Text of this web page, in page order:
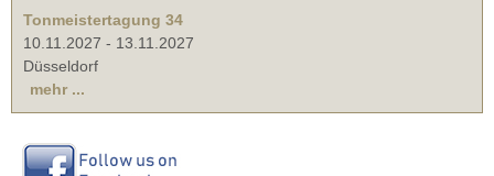
Tonmeistertagung 34
10.11.2027 - 13.11.2027
Düsseldorf
mehr ...